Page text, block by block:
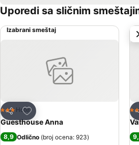
Uporedi sa sličnim
Izabrani smeštaj
Deli
Dodati u favorite
3 Zvezdice
Hotel
Guesthouse Anna
8,9 Odlično (broj ocena: 923)
4